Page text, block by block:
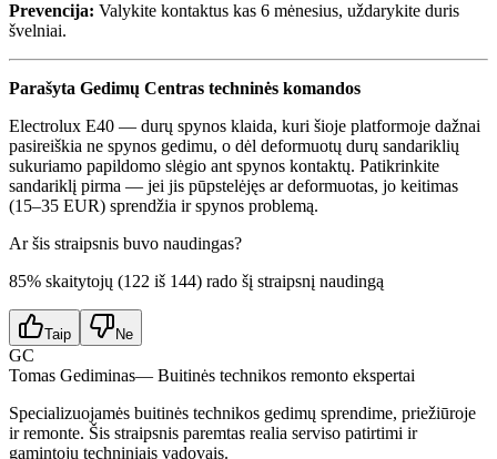
Prevencija: Valykite kontaktus kas 6 mėnesius, uždarykite duris
švelniai.
Parašyta Gedimų Centras techninės komandos
Electrolux E40 — durų spynos klaida, kuri šioje platformoje dažnai
pasireiškia ne spynos gedimu, o dėl deformuotų durų sandariklių
sukuriamo papildomo slėgio ant spynos kontaktų. Patikrinkite
sandariklį pirma — jei jis pūpstelėjęs ar deformuotas, jo keitimas
(15–35 EUR) sprendžia ir spynos problemą.
Ar šis straipsnis buvo naudingas?
85% skaitytojų (122 iš 144) rado šį straipsnį naudingą
Taip Ne
GC
Tomas Gediminas— Buitinės technikos remonto ekspertai
Specializuojamės buitinės technikos gedimų sprendime, priežiūroje
ir remonte. Šis straipsnis paremtas realia serviso patirtimi ir
gamintojų techniniais vadovais.